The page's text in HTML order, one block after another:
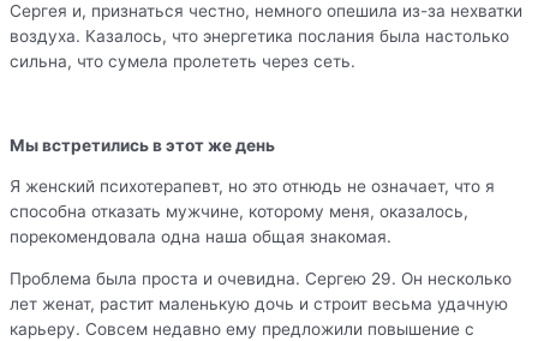
Сергея и, признаться честно, немного опешила из-за нехватки
воздуха. Казалось, что энергетика послания была настолько
сильна, что сумела пролететь через сеть.
Мы встретились в этот же день
Я женский психотерапевт, но это отнюдь не означает, что я
способна отказать мужчине, которому меня, оказалось,
порекомендовала одна наша общая знакомая.
Проблема была проста и очевидна. Сергею 29. Он несколько
лет женат, растит маленькую дочь и строит весьма удачную
карьеру. Совсем недавно ему предложили повышение с